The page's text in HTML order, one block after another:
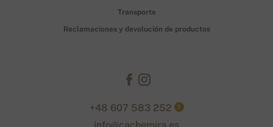
Transporte
Reclamaciones y devolución de productos
+48 607 583 252 ?
info@cachemira.es